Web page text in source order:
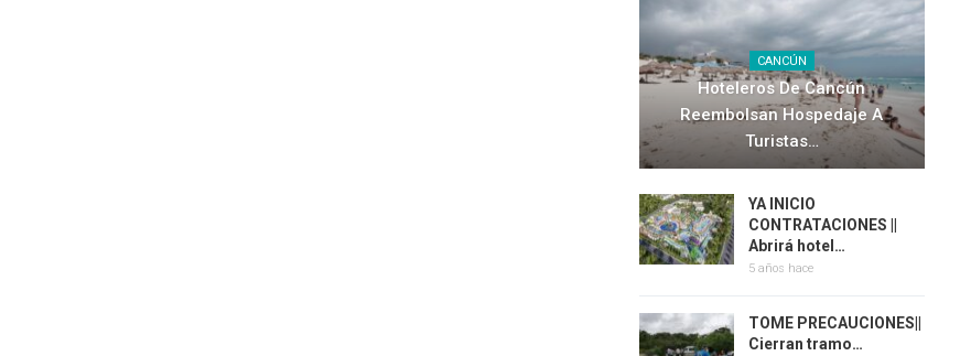
CANCÚN
Hoteleros De Cancún
Reembolsan Hospedaje A
Turistas…
YA INICIO
CONTRATACIONES ||
Abrirá hotel…
5 años hace
TOME PRECAUCIONES||
Cierran tramo…